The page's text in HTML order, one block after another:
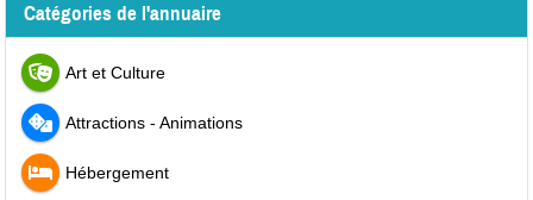
Catégories de l'annuaire
Art et Culture
Attractions - Animations
Hébergement